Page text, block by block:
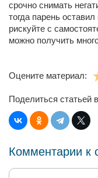
срочно снимать
тогда парень
рискуйте с
можно получить
Оцените материал:
Поделиться статьей
Комментарии к